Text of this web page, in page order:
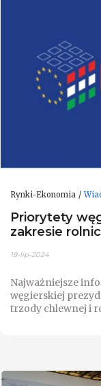
Rynki-Ekonomia
Priorytety
zakresie
19-lip-2024
Najważniejsze
węgierskiej
trzody chlewnej i